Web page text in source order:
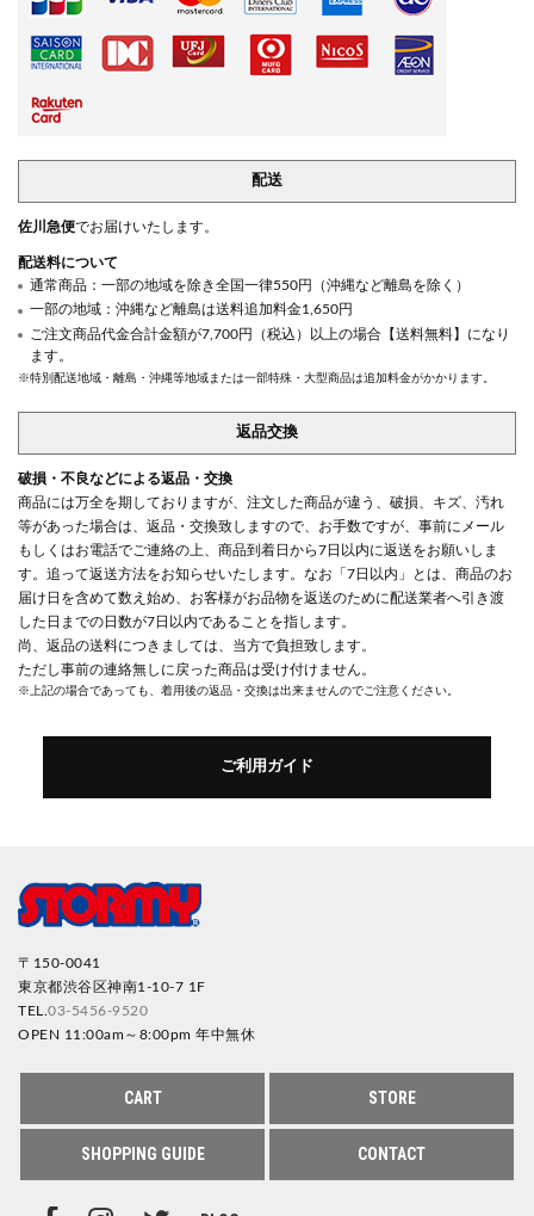
配送
佐川急便でお届けいたします。
配送料について
通常商品：一部の地域を除き全国一律550円（沖縄など離島を除く）
一部の地域：沖縄など離島は送料追加料金1,650円
ご注文商品代金合計金額が7,700円（税込）以上の場合【送料無料】になり
ます。
※特別配送地域・離島・沖縄等地域または一部特殊・大型商品は追加料金がかかります。
返品交換
破損・不良などによる返品・交換
商品には万全を期しておりますが、注文した商品が違う、破損、キズ、汚れ
等があった場合は、返品・交換致しますので、お手数ですが、事前にメール
もしくはお電話でご連絡の上、商品到着日から7日以内に返送をお願いしま
す。追って返送方法をお知らせいたします。なお「7日以内」とは、商品のお
届け日を含めて数え始め、お客様がお品物を返送のために配送業者へ引き渡
した日までの日数が7日以内であることを指します。
尚、返品の送料につきましては、当方で負担致します。
ただし事前の連絡無しに戻った商品は受け付けません。
※上記の場合であっても、着用後の返品・交換は出来ませんのでご注意ください。
ご利用ガイド
〒150-0041
東京都渋谷区神南1-10-7 1F
TEL. 03-5456-9520
OPEN 11:00am～8:00pm 年中無休
CART STORE
SHOPPING GUIDE CONTACT